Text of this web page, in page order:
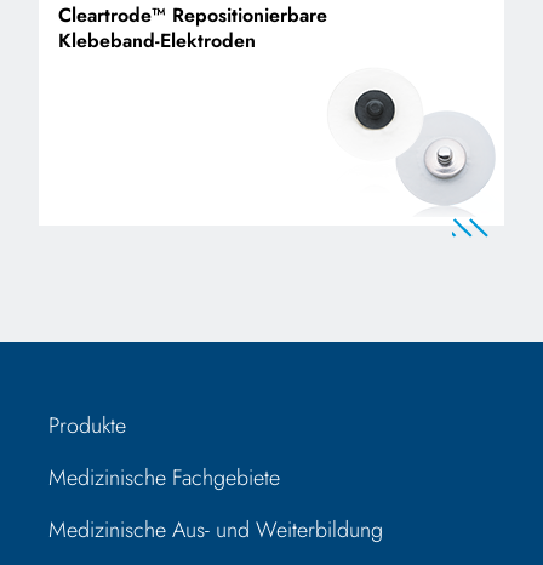
Cleartrode™ Repositionierbare
Klebeband-Elektroden
Produkte
Medizinische Fachgebiete
Medizinische Aus- und Weiterbildung